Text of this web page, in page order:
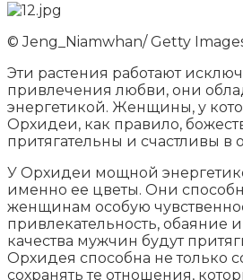
© Jeng_Niamwhan/ Getty
Эти растения работают
привлечения любви, они
энергетикой. Женщины, у
Орхидеи, как правило,
притягательны и счастливы в
У Орхидеи мощной
именно ее цветы. Они
женщинам особую
привлекательность, обаяние
качества мужчин будут
Орхидея способна не только
сохранять те отношения,